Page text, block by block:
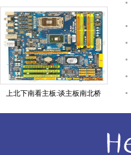
上北下南看主板:谈主板南北桥